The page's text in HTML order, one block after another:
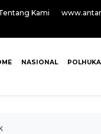
Kami
NASIONAL